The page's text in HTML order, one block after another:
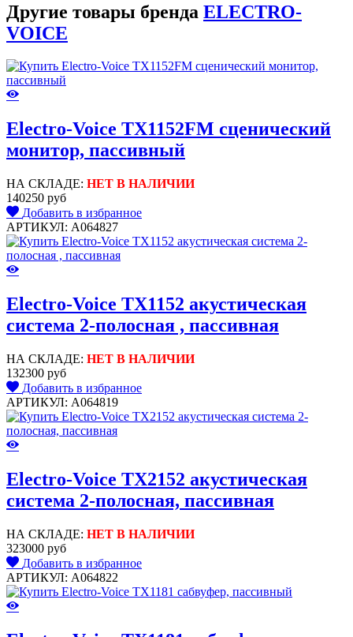
Другие товары бренда ELECTRO-
VOICE
Electro-Voice TX1152FM сценический
монитор, пассивный
НА СКЛАДЕ: НЕТ В НАЛИЧИИ
140250 руб
Добавить в избранное
АРТИКУЛ: A064827
Electro-Voice TX1152 акустическая
система 2-полосная , пассивная
НА СКЛАДЕ: НЕТ В НАЛИЧИИ
132300 руб
Добавить в избранное
АРТИКУЛ: A064819
Electro-Voice TX2152 акустическая
система 2-полосная, пассивная
НА СКЛАДЕ: НЕТ В НАЛИЧИИ
323000 руб
Добавить в избранное
АРТИКУЛ: A064822